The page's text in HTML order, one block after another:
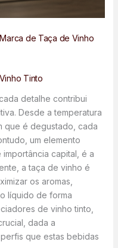
de Taça de Vinho
Tinto
detalhe contribui
Desde a temperatura
que é degustado, cada
um elemento
capital, é a
a taça de vinho é
os aromas,
líquido de forma
de vinho tinto,
dada a
que estas bebidas